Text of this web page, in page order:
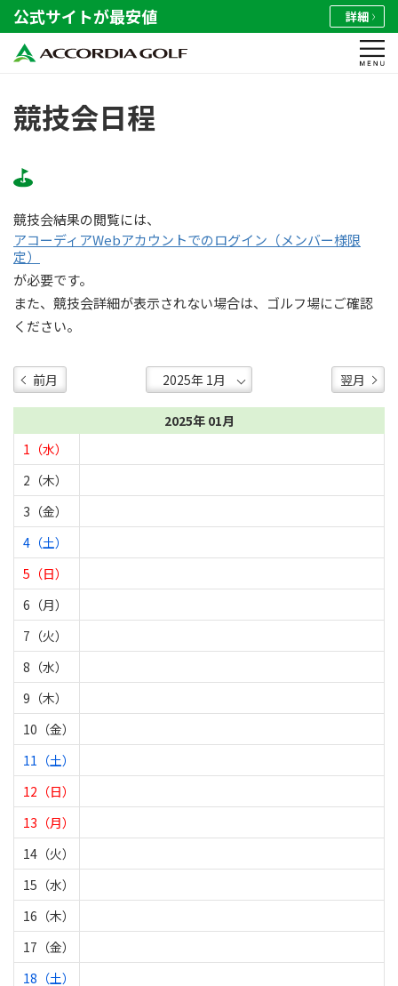
公式サイトが最安値 詳細
競技会日程
競技会結果の閲覧には、
アコーディアWebアカウントでのログイン（メンバー様限
定）
が必要です。
また、競技会詳細が表示されない場合は、ゴルフ場にご確認
ください。
前月 翌月
2025年 01月
1（水）
2（木）
3（金）
4（土）
5（日）
6（月）
7（火）
8（水）
9（木）
10（金）
11（土）
12（日）
13（月）
14（火）
15（水）
16（木）
17（金）
18（土）